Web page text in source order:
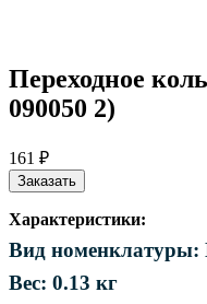
Переходное
090050 2)
161 ₽
Заказать
Характеристики:
Вид
Вес: 0.13 кг